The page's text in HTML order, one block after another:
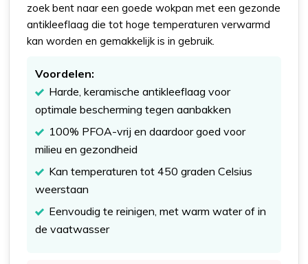
zoek bent naar een goede wokpan met een gezonde
antikleeflaag die tot hoge temperaturen verwarmd
kan worden en gemakkelijk is in gebruik.
Voordelen:
Harde, keramische antikleeflaag voor
optimale bescherming tegen aanbakken
100% PFOA-vrij en daardoor goed voor
milieu en gezondheid
Kan temperaturen tot 450 graden Celsius
weerstaan
Eenvoudig te reinigen, met warm water of in
de vaatwasser